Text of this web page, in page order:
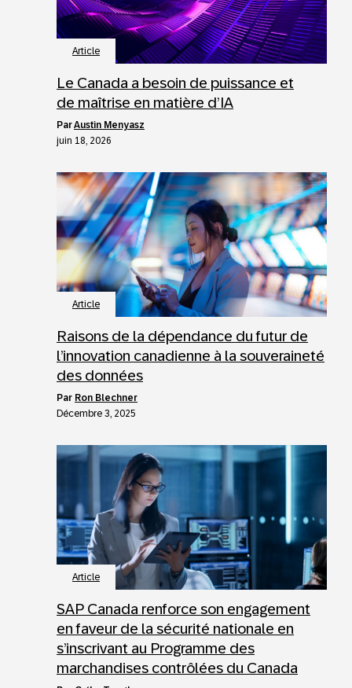
Article
Le Canada a besoin de puissance et
de maîtrise en matière d’IA
parAustin Menyasz
juin 18, 2026
Article
Raisons de la dépendance du futur de
l’innovation canadienne à la souveraineté
des données
par Ron Blechner
Décembre 3, 2025
Article
SAP Canada renforce son engagement
en faveur de la sécurité nationale en
s’inscrivant au Programme des
marchandises contrôlées du Canada